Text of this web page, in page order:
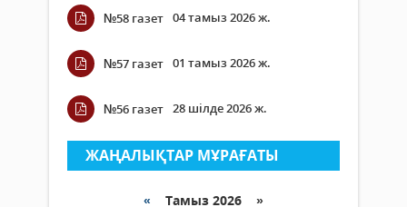
№58 газет 04 тамыз 2026 ж.
№57 газет 01 тамыз 2026 ж.
№56 газет 28 шілде 2026 ж.
ЖАҢАЛЫҚТАР МҰРАҒАТЫ
« Тамыз 2026 »